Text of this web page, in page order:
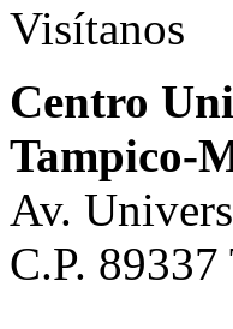
Visítanos
Centro
Tampico-
Av.
C.P. 89337